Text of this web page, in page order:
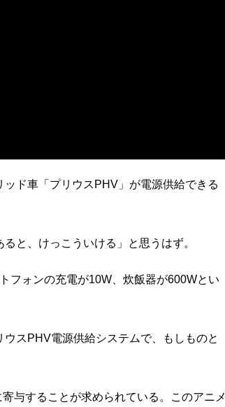
ド車「プリウスPHV」が電源供給できる
と、けっこういける」と思うはず。
フォンの充電が10W、炊飯器が600Wとい
スPHV電源供給システムで、もしものと
与することが求められている。このアニメ